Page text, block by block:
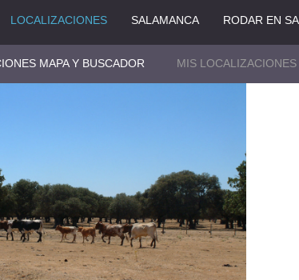
LOCALIZACIONES SALAMANCA RODAR EN
MAPA Y BUSCADOR MIS LOCALIZACIONES